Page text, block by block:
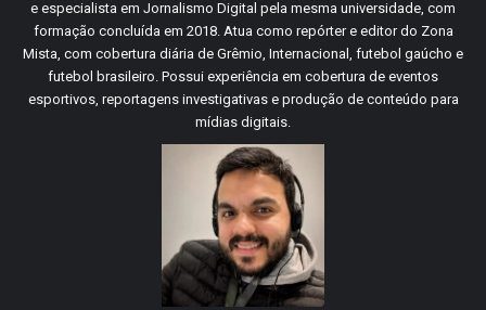
e especialista em Jornalismo Digital pela mesma universidade, com
formação concluída em 2018. Atua como repórter e editor do Zona
Mista, com cobertura diária de Grêmio, Internacional, futebol gaúcho e
futebol brasileiro. Possui experiência em cobertura de eventos
esportivos, reportagens investigativas e produção de conteúdo para
mídias digitais.